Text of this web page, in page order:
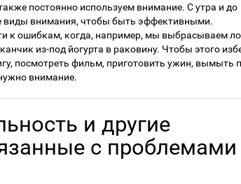
постоянно используем внимание. С утра и до
виды внимания, чтобы быть эффективными.
к ошибкам, когда, например, мы выбрасываем
из-под йогурта в раковину. Чтобы этого
посмотреть фильм, приготовить ужин, вымыть
внимание.
и другие
с проблемами